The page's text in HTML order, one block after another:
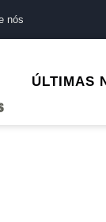
nós
ÚLTIMAS